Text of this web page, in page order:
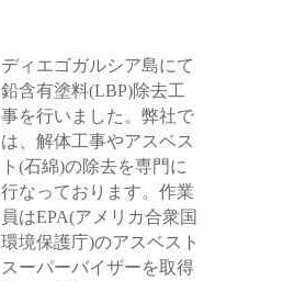
ディエゴガルシア島にて
鉛含有塗料(LBP)除去工
事を行いました。弊社で
は、解体工事やアスベス
ト(石綿)の除去を専門に
行なっております。作業
員はEPA(アメリカ合衆国
環境保護庁)のアスベスト
スーパーバイザーを取得